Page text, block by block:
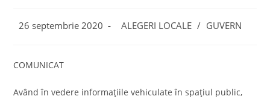
Post
26 septembrie 2020
Post
ALEGERI LOCALE / GUVERN
COMUNICAT
Având în vedere informațiile vehiculate în spațiul public,